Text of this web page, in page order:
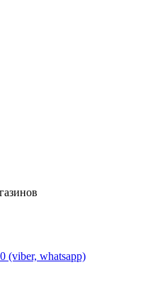
(viber, whatsapp)